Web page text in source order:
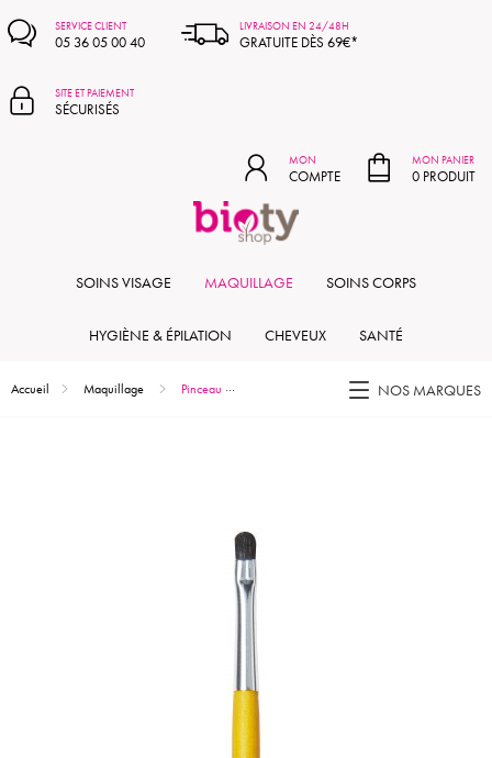
SERVICE CLIENT
05 36 05 00 40
LIVRAISON EN 24/48H
GRATUITE DÈS 69€*
SITE ET PAIEMENT
SÉCURISÉS
MON
COMPTE
MON PANIER
0 PRODUIT
SOINS VISAGE MAQUILLAGE SOINS CORPS
HYGIÈNE & ÉPILATION CHEVEUX SANTÉ
Accueil Maquillage Pinceau Pro lèvres - plat bombé - n°4 NOS MARQUES
MON PANIER